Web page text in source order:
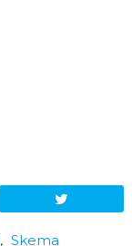
, Skema